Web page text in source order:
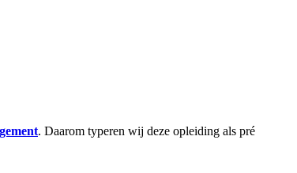
. Daarom typeren wij deze opleiding als pré